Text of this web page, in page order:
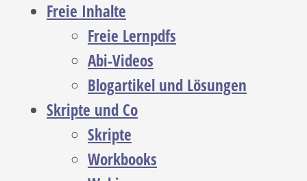
Freie Inhalte
Freie Lernpdfs
Abi-Videos
Blogartikel und Lösungen
Skripte und Co
Skripte
Workbooks